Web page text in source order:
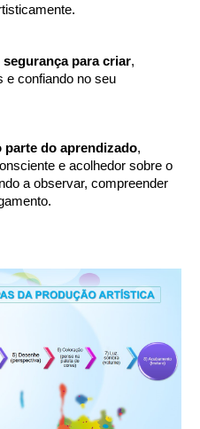
segurança para criar,
e confiando no seu
parte do aprendizado,
e acolhedor sobre o
a observar, compreender